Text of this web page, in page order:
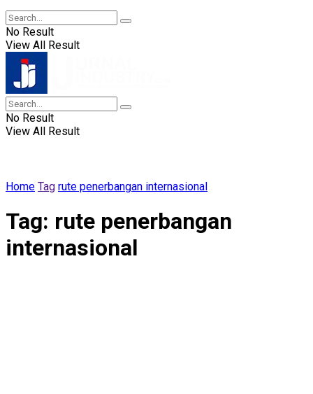
No Result
View All Result
No Result
View All Result
Home Tag rute penerbangan internasional
Tag: rute penerbangan
internasional